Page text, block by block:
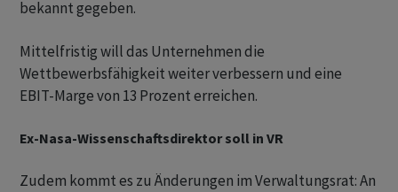
bekannt gegeben.
Mittelfristig will das Unternehmen die
Wettbewerbsfähigkeit weiter verbessern und eine
EBIT-Marge von 13 Prozent erreichen.
Ex-Nasa-Wissenschaftsdirektor soll in VR
Zudem kommt es zu Änderungen im Verwaltungsrat: An